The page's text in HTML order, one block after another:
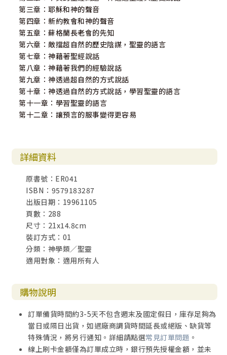
第三章：耶穌和神的聲音
第四章：新約教會和神的聲音
第五章：蘇格蘭長老會的先知
第六章：敵擋超自然的歷史陰謀，聖靈的語言
第七章：神藉著聖經說話
第八章：神藉著我們的經驗說話
第九章：神透過超自然的方式說話
第十章：神透過自然的方式說話，學習聖靈的語言
第十一章：學習聖靈的語言
第十二章：讓預言的服事變得更容易
詳細資料
原書號：ER041
ISBN：9579183287
出版日期：19961105
頁數：288
尺寸：21x14.8cm
裝訂方式：01
分類：神學類／聖靈
適用對象：適用所有人
購物說明
訂單備貨時間約3-5天不包含週末及國定假日，庫存足夠為
當日或隔日出貨，如遇廠商調貨時間延長或絕版、缺貨等
特殊情況，將另行通知。詳細請點選常見訂單問題 。
線上刷卡金額僅為訂單成立時，銀行預先授權金額，並未